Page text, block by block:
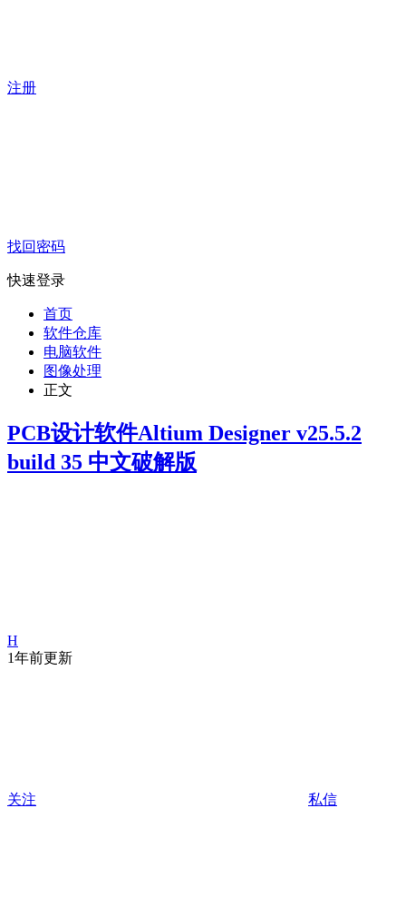
注册
找回密码
快速登录
首页
软件仓库
电脑软件
图像处理
正文
PCB设计软件Altium Designer v25.5.2
build 35 中文破解版
H
1年前更新
关注 私信